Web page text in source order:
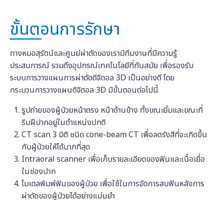
ขั้นตอนการรักษา
ทางหมอสุรัตน์และศูนย์ผ่าตัดของเรามีทีมงานที่มีความรู้
ประสบการณ์ รวมถึงอุปกรณ์เทคโนโลยีที่ทันสมัย เพื่อรองรับ
ระบบการวางแผนการผ่าตัดดิจิตอล 3D เป็นอย่างดี โดย
กระบวนการวางแผนดิจิตอล 3D มีขั้นตอนต่อไปนี้
รูปถ่ายของผู้ป่วยหน้าตรง หน้าด้านข้าง ทั้งขณะยิ้มและขณะที่
ริมฝีปากอยู่ในตำแหน่งปกติ
CT scan 3 มิติ ชนิด cone-beam CT เพื่อลดรังสีที่จะเกิดขึ้น
กับผู้ป่วยให้ได้มากที่สุด
Intraoral scanner เพื่อเก็บรายละเอียดของฟันและเนื้อเยื่อ
ในช่องปาก
โมเดลพิมพ์ฟันของผู้ป่วย เพื่อใช้ในการจัดการสบฟันหลังการ
ผ่าตัดของผู้ป่วยได้อย่างแม่นยำ